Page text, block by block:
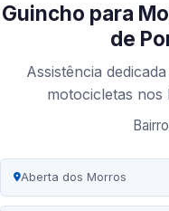
Guincho para
de
Assistência
motocicletas nos
Aberta dos Morros